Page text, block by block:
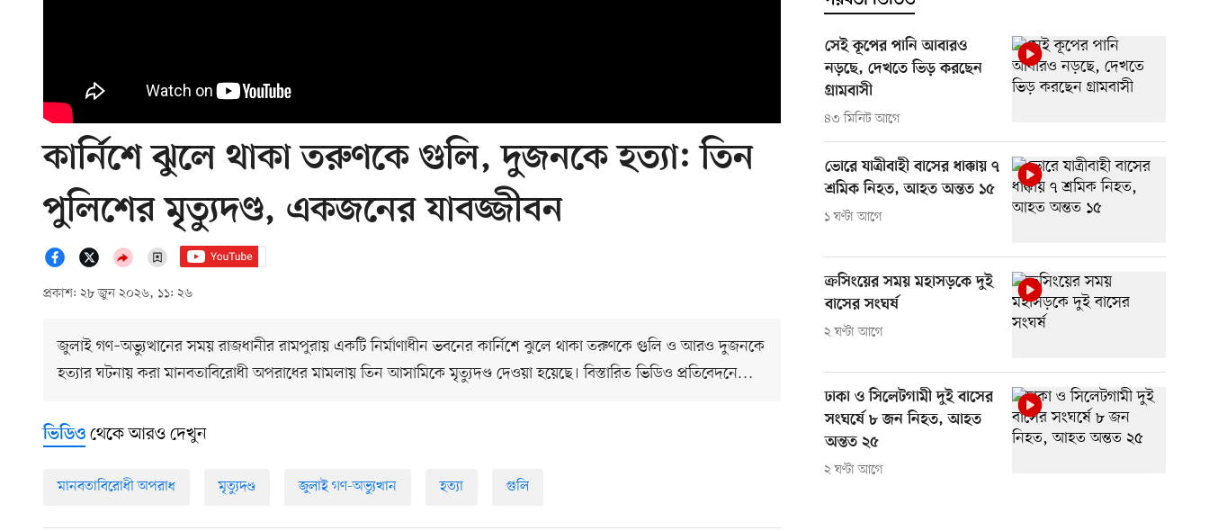
কার্নিশে ঝুলে থাকা তরুণকে গুলি, দুজনকে হত্যা: তিন
পুলিশের মৃত্যুদণ্ড, একজনের যাবজ্জীবন
প্রকাশ: ২৮ জুন ২০২৬, ১১: ২৬
জুলাই গণ–অভ্যুত্থানের সময় রাজধানীর রামপুরায় একটি নির্মাণাধীন ভবনের কার্নিশে ঝুলে থাকা তরুণকে গুলি ও আরও দুজনকে
হত্যার ঘটনায় করা মানবতাবিরোধী অপরাধের মামলায় তিন আসামিকে মৃত্যুদণ্ড দেওয়া হয়েছে। বিস্তারিত ভিডিও প্রতিবেদনে…
সেই কূপের পানি আবারও
নড়ছে, দেখতে ভিড় করছেন
গ্রামবাসী
৪৩ মিনিট আগে
ভোরে যাত্রীবাহী বাসের ধাক্কায় ৭
শ্রমিক নিহত, আহত অন্তত ১৫
১ ঘণ্টা আগে
ক্রসিংয়ের সময় মহাসড়কে দুই
বাসের সংঘর্ষ
২ ঘণ্টা আগে
ঢাকা ও সিলেটগামী দুই বাসের
সংঘর্ষে ৮ জন নিহত, আহত
অন্তত ২৫
২ ঘণ্টা আগে
ভিডিও থেকে আরও দেখুন
মানবতাবিরোধী অপরাধ মৃত্যুদণ্ড জুলাই গণ-অভ্যুত্থান হত্যা গুলি